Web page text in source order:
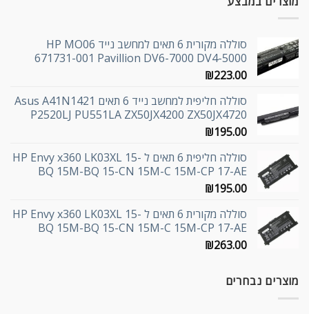
סוללה מקורית 6 תאים למחשב נייד HP MO06
671731-001 Pavillion DV6-7000 DV4-5000
₪223.00
סוללה חליפית למחשב נייד 6 תאים Asus A41N1421
P2520LJ PU551LA ZX50JX4200 ZX50JX4720
₪195.00
סוללה חליפית 6 תאים ל HP Envy x360 LK03XL 15-
BQ 15M-BQ 15-CN 15M-C 15M-CP 17-AE
₪195.00
סוללה מקורית 6 תאים ל HP Envy x360 LK03XL 15-
BQ 15M-BQ 15-CN 15M-C 15M-CP 17-AE
₪263.00
מוצרים נבחרים